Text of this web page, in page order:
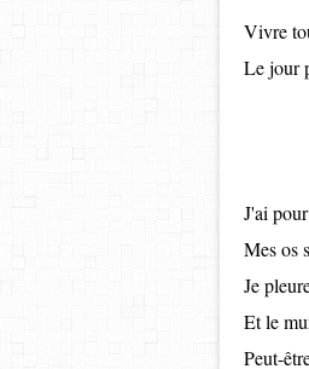
Vivre
Le jour
J'ai
Mes os
Je
Et le
Peut-